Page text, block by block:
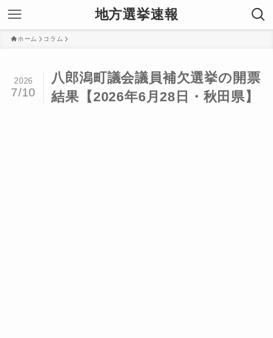
地方選挙速報
ホーム コラム
八郎潟町議会議員補欠選挙の開票
結果【2026年6月28日・秋田県】
2026
7/10